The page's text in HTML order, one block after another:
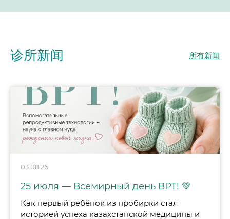
诊所新闻 所有新闻
03.08.26
25 июля — Всемирный день ВРТ! 💚
Как первый ребёнок из пробирки стал
историей успеха казахстанской медицины и